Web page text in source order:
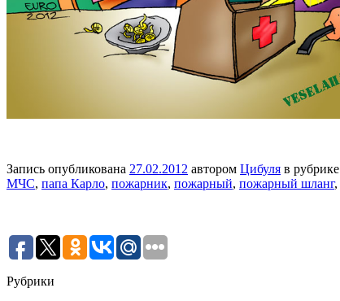
Запись опубликована 27.02.2012 автором Цибуля в рубрике
МЧС, папа Карло, пожарник, пожарный, пожарный шланг,
Рубрики